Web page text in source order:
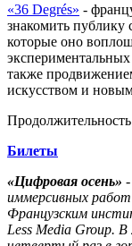
«36 Degrés» -
знакомить
которые оно
также
искусством и
Билеты
«Цифровая осень»
иммерсивных работ
Французским
Less Media Group.